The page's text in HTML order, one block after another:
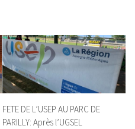
FETE DE L’USEP AU PARC DE
PARILLY: Après l’UGSEL